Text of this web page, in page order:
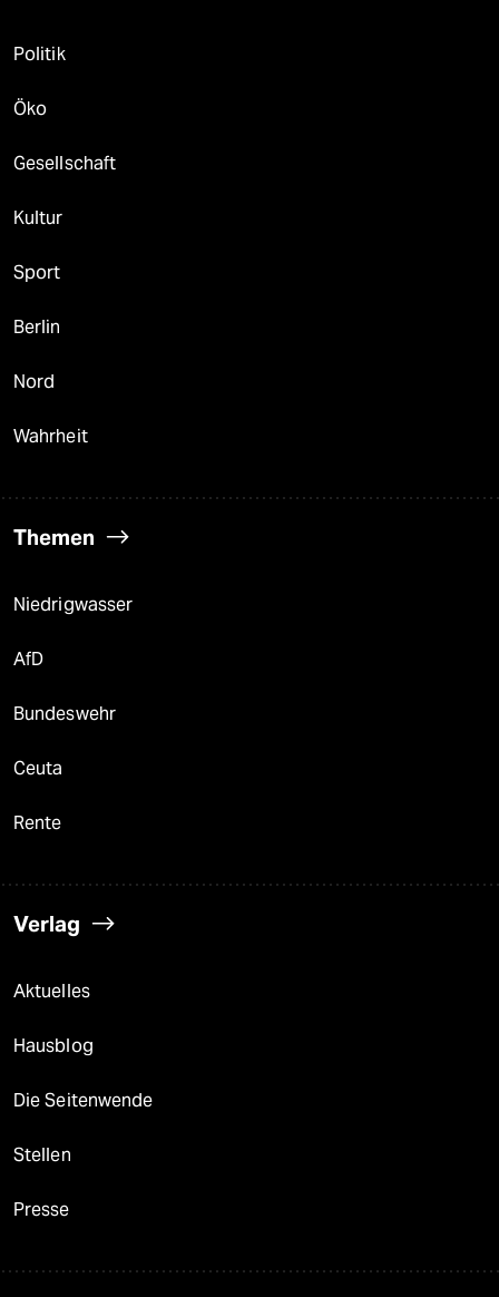
Politik
Öko
Gesellschaft
Kultur
Sport
Berlin
Nord
Wahrheit
Themen
Niedrigwasser
AfD
Bundeswehr
Ceuta
Rente
Verlag
Aktuelles
Hausblog
Die Seitenwende
Stellen
Presse